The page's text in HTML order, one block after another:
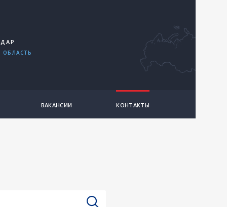
ОБЛАСТЬ
ВАКАНСИИ КОНТАКТЫ